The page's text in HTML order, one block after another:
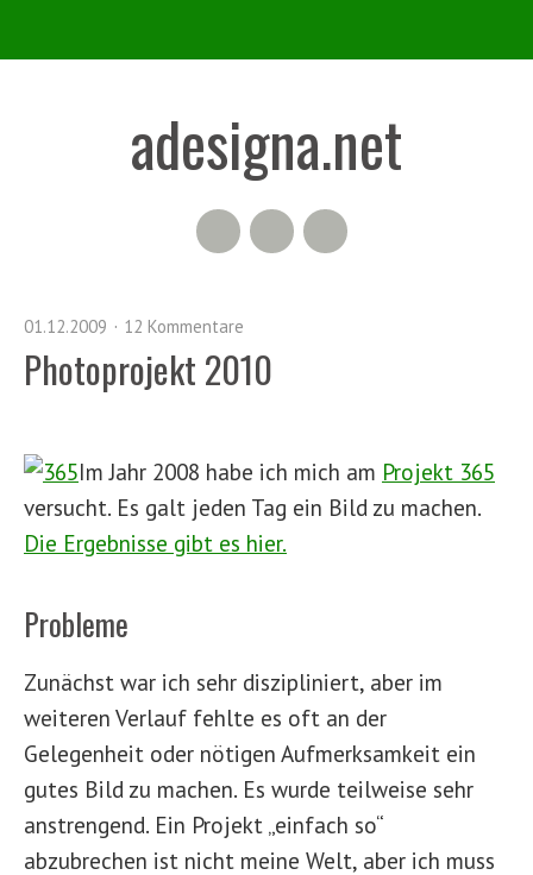
adesigna.net
Twitter
Flickr
RSS Feed
01.12.2009 12 Kommentare
Photoprojekt 2010
Im Jahr 2008 habe ich mich am Projekt 365
versucht. Es galt jeden Tag ein Bild zu machen.
Die Ergebnisse gibt es hier.
Probleme
Zunächst war ich sehr diszipliniert, aber im
weiteren Verlauf fehlte es oft an der
Gelegenheit oder nötigen Aufmerksamkeit ein
gutes Bild zu machen. Es wurde teilweise sehr
anstrengend. Ein Projekt „einfach so“
abzubrechen ist nicht meine Welt, aber ich muss